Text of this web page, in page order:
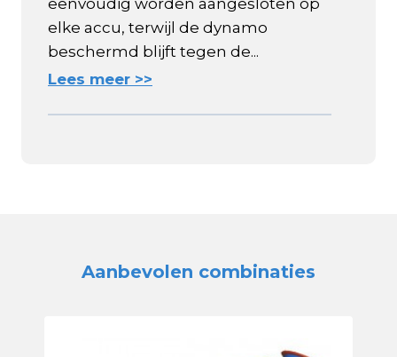
eenvoudig worden aangesloten op
elke accu, terwijl de dynamo
beschermd blijft tegen de...
Lees meer >>
Aanbevolen combinaties